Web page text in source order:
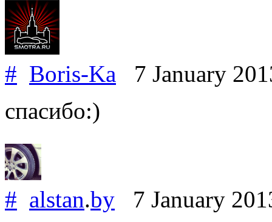
# Boris-Ka 7 January
спасибо:)
# alstan.by 7 January